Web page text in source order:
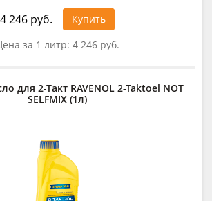
4 246 руб.
Купить
за 1 литр: 4 246 руб.
для 2-Такт RAVENOL 2-Taktoel NOT
SELFMIX (1л)